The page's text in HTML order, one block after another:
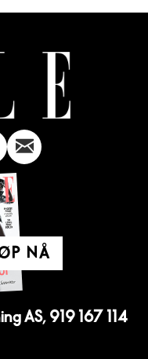
NÅ
AS, 919 167 114